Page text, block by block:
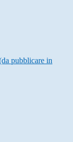
pubblicare in